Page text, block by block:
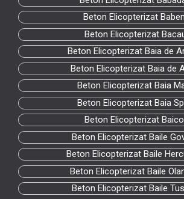
Beton Elicopterizat
Beton Elicopterizat
Beton Elicopterizat Baia de
Beton Elicopterizat Baia de
Beton Elicopterizat Baia
Beton Elicopterizat Baia
Beton Elicopterizat
Beton Elicopterizat Baile
Beton Elicopterizat Baile
Beton Elicopterizat Baile
Beton Elicopterizat Baile